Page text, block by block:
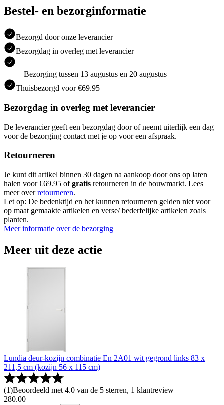
Bestel- en bezorginformatie
Bezorgd door onze leverancier
Bezorgdag in overleg met leverancier
Bezorging tussen 13 augustus en 20 augustus
Thuisbezorgd voor €69.95
Bezorgdag in overleg met leverancier
De leverancier geeft een bezorgdag door of neemt uiterlijk een dag
voor de bezorging contact met je op voor een afspraak.
Retourneren
Je kunt dit artikel binnen 30 dagen na aankoop door ons op laten
halen voor €69.95 ofgratis retourneren in de bouwmarkt. Lees
meer overretourneren.
Let op: De bedenktijd en het kunnen retourneren gelden niet voor
op maat gemaakte artikelen en verse/ bederfelijke artikelen zoals
planten.
Meer informatie over de bezorging
Meer uit deze actie
Lundia deur-kozijn combinatie En 2A01 wit gegrond links 83 x
211,5 cm (kozijn 56 x 115 cm)
(1)Beoordeeld met 4.0 van de 5 sterren, 1 klantreview
280.00